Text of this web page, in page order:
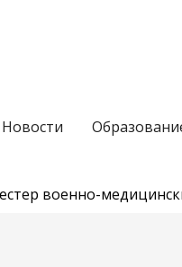
Новости
военно-